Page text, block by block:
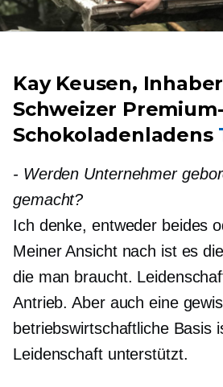
Kay Keusen,
Schweizer Premium-
Schokoladenladens
-Werden Unternehmer
gemacht?
Ich denke, entweder beides
Meiner Ansicht nach ist es
die man braucht.
Antrieb. Aber auch eine
betriebswirtschaftliche Basis
Leidenschaft unterstützt.